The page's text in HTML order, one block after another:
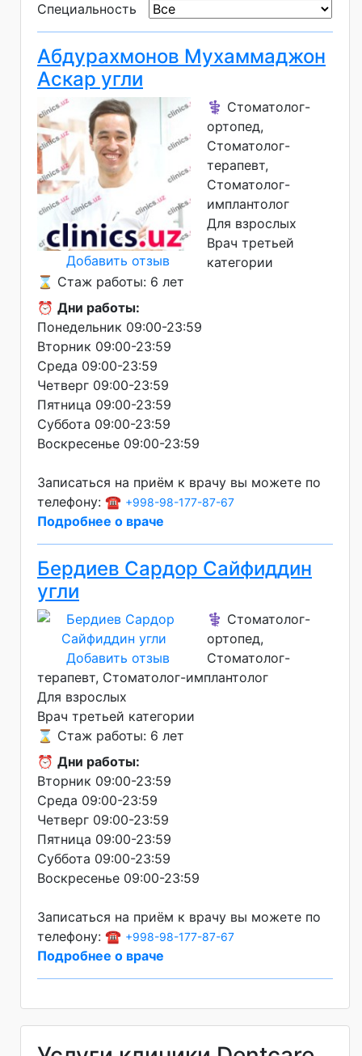
Специальность
Абдурахмонов Мухаммаджон
Аскар угли
Добавить отзыв
⚕️ Стоматолог-
ортопед,
Стоматолог-
терапевт,
Стоматолог-
имплантолог
Для взрослых
Врач третьей
категории
⌛ Стаж работы: 6 лет
⏰ Дни работы:
Понедельник 09:00-23:59
Вторник 09:00-23:59
Среда 09:00-23:59
Четверг 09:00-23:59
Пятница 09:00-23:59
Суббота 09:00-23:59
Воскресенье 09:00-23:59
Записаться на приём к врачу вы можете по
телефону: ☎️ +998-98-177-87-67
Подробнее о враче
Бердиев Сардор Сайфиддин
угли
Добавить отзыв
⚕️ Стоматолог-
ортопед,
Стоматолог-
терапевт, Стоматолог-имплантолог
Для взрослых
Врач третьей категории
⌛ Стаж работы: 6 лет
⏰ Дни работы:
Вторник 09:00-23:59
Среда 09:00-23:59
Четверг 09:00-23:59
Пятница 09:00-23:59
Суббота 09:00-23:59
Воскресенье 09:00-23:59
Записаться на приём к врачу вы можете по
телефону: ☎️ +998-98-177-87-67
Подробнее о враче